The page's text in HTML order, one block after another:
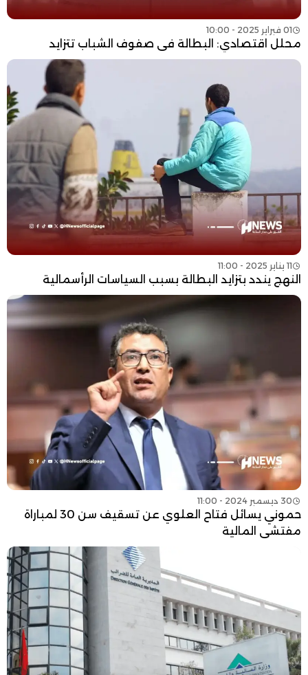
01 فبراير 2025 - 10:00
محلل اقتصادي: البطالة في صفوف الشباب تتزايد
11 يناير 2025 - 11:00
النهج يندد بتزايد البطالة بسبب السياسات الرأسمالية
30 ديسمبر 2024 - 11:00
حموني يسائل فتاح العلوي عن تسقيف سن 30 لمباراة
مفتشي المالية